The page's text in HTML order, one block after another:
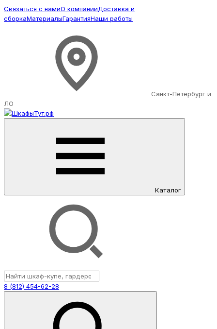
Связаться с намиО компанииДоставка и
сборкаМатериалыГарантияНаши работы
Санкт-Петербург и
ЛО
Каталог
8 (812) 454-62-28